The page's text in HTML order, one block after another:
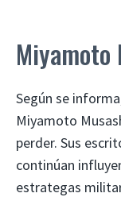
Miyamoto
Según se
Miyamoto
perder. Sus
continúan
estrategas